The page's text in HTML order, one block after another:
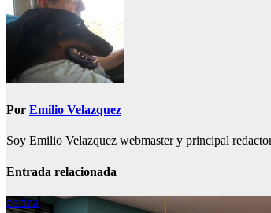
Por Emilio Velazquez
Soy Emilio Velazquez webmaster y principal
Entrada relacionada
cocina